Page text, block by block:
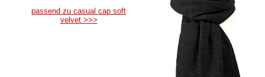
passend zu casual cap soft
velvet >>>